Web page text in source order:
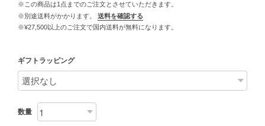
※この商品は1点までのご注文とさせていただきます。
※別途送料がかかります。
送料を確認する
※¥27,500以上のご注文で国内送料が無料になります。
ギフトラッピング
数量